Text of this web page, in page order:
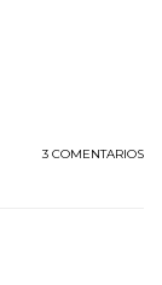
3 COMENTARIOS